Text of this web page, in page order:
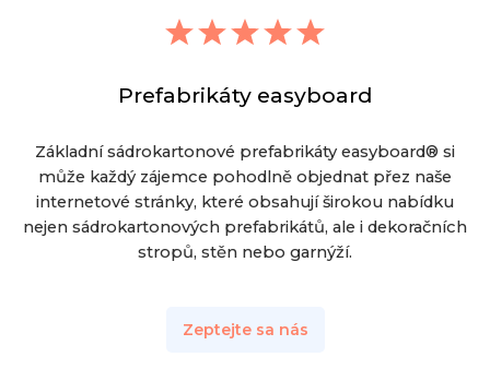
Prefabrikáty easyboard
Základní sádrokartonové prefabrikáty easyboard® si
může každý zájemce pohodlně objednat přez naše
internetové stránky, které obsahují širokou nabídku
nejen sádrokartonových prefabrikátů, ale i dekoračních
stropů, stěn nebo garnýží.
Zeptejte sa nás